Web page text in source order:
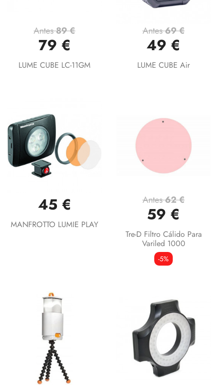
Antes89 €
79 €
LUME CUBE LC-11GM
Antes69 €
49 €
LUME CUBE Air
45 €
MANFROTTO LUMIE PLAY
Antes62 €
59 €
Tre-D Filtro Cálido Para
Variled 1000
-5%